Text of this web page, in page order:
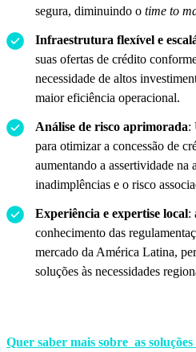
segura, diminuindo o time to
Infraestrutura flexível e
suas ofertas de crédito
necessidade de altos
maior eficiência operacional.
Análise de risco aprimorada:
para otimizar a concessão de
aumentando a assertividade na
inadimplências e o risco
Experiência e expertise local:
conhecimento das
mercado da América Latina,
soluções às necessidades
Quer saber mais sobre as